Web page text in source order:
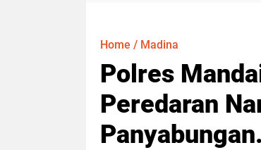
Home / Madina
Polres
Peredaran
Panyabungan.